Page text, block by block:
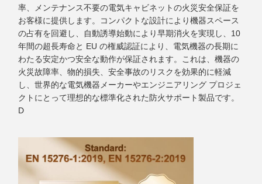
率、メンテナンス不要の電気キャビネットの火災安全保証を
お客様に提供します。コンパクトな設計により機器スペース
の占有を回避し、自動誘導始動により早期消火を実現し、10
年間の超長寿命と EU の権威認証により、電気機器の長期に
わたる安定かつ安全な動作が保証されます。これは、機器の
火災故障率、物的損失、安全事故のリスクを効果的に軽減
し、世界的な電気機器メーカーやエンジニアリング プロジェ
クトにとって理想的な標準化された防火サポート製品です。
D